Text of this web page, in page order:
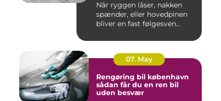
Når ryggen låser, nakken
spænder, eller hovedpinen
bliver en fast følgesven...
07. May
Rengøring bil københavn
sådan får du en ren bil
uden besvær